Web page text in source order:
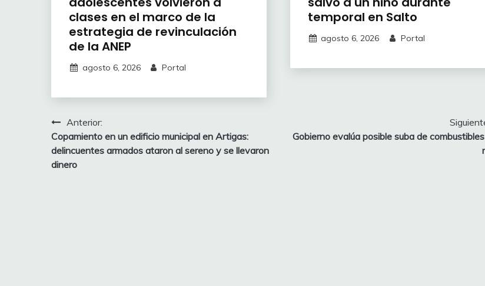
clases en el marco de la
estrategia de revinculación
de la ANEP
agosto 6, 2026 Portal
temporal en Salto
agosto 6, 2026 Portal
Navegación
de
entradas
Anterior:
Copamiento en un edificio municipal en Artigas:
delincuentes armados ataron al sereno y se llevaron
dinero
Gobierno evalúa posible suba de